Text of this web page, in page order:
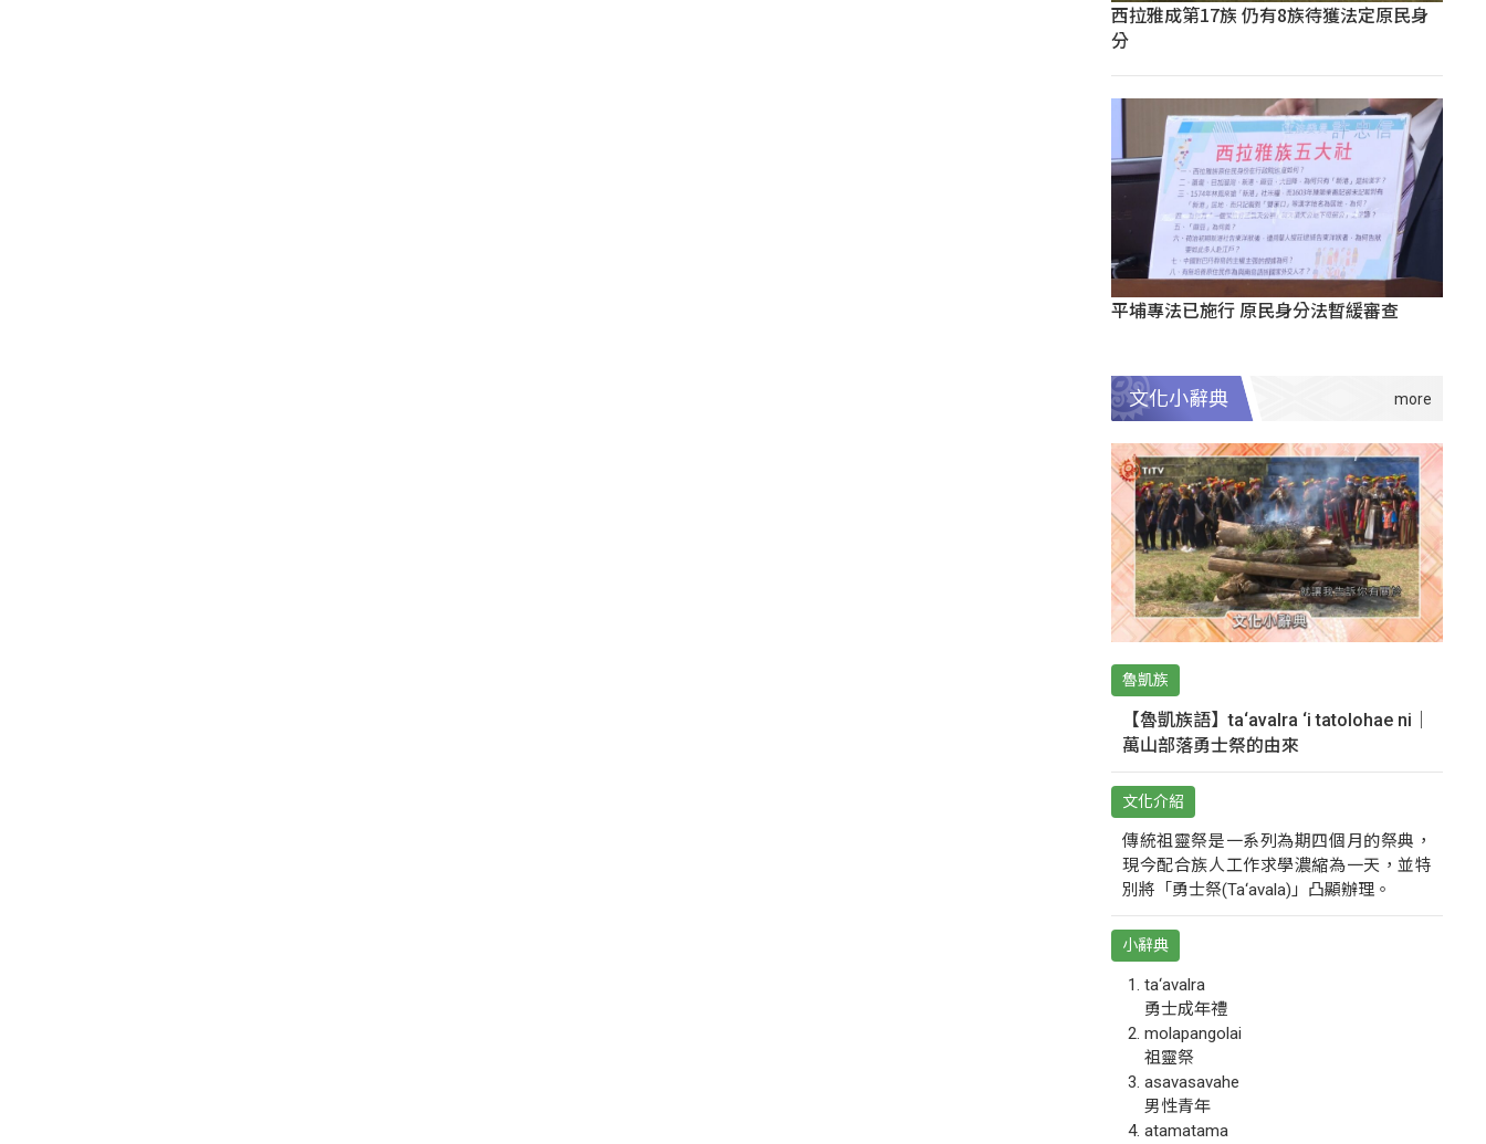
西拉雅成第17族 仍有8族待獲法定原民身
分
平埔專法已施行 原民身分法暫緩審查
文化小辭典
魯凱族
【魯凱族語】ta‘avalra ‘i tatolohae ni｜
萬山部落勇士祭的由來
文化介紹
傳統祖靈祭是一系列為期四個月的祭典，
現今配合族人工作求學濃縮為一天，並特
別將「勇士祭(Ta‘avala)」凸顯辦理。
小辭典
ta‘avalra
勇士成年禮
molapangolai
祖靈祭
asavasavahe
男性青年
atamatama